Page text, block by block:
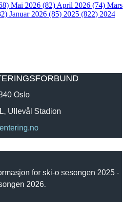
Mai 2026 (82) April 2026 (74) Mars
Januar 2026 (85) 2025 (822) 2024
Oslo
Ullevål Stadion
for ski-o sesongen 2025 -
2026.